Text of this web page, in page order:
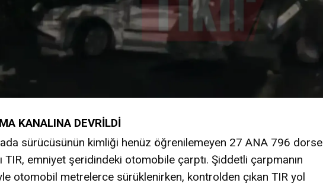
KANALINA DEVRİLDİ
sürücüsünün kimliği henüz öğrenilemeyen 27 ANA 796 dorse
TIR, emniyet şeridindeki otomobile çarptı. Şiddetli çarpmanın
otomobil metrelerce sürüklenirken, kontrolden çıkan TIR yol